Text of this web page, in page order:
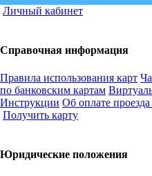
Личный кабинет
Справочная информация
Правила использования карт
по банковским картам
Инструкции Об оплате
Получить карту
Юридические положения